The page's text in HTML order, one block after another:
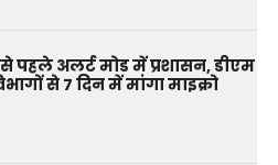
पहले अलर्ट मोड में प्रशासन, डीएम
से 7 दिन में मांगा माइक्रो